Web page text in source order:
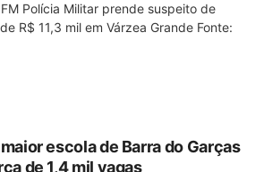
Polícia Militar prende suspeito de
R$ 11,3 mil em Várzea Grande Fonte:
escola de Barra do Garças
de 1,4 mil vagas